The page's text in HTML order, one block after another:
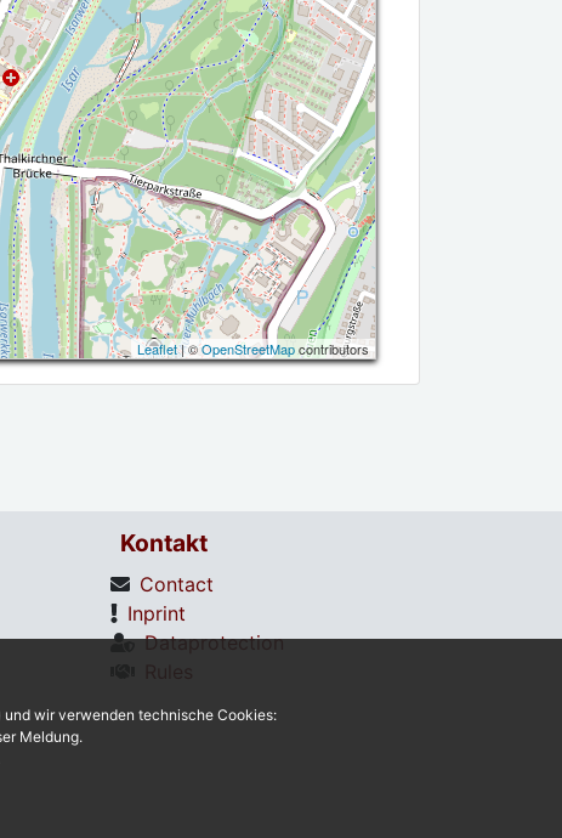
Leaflet| ©OpenStreetMapcontributors
Kontakt
Contact
Inprint
Dataprotection
und wir verwenden technische Cookies:
Meldung.